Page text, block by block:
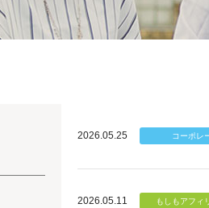
2026.05.25
2026.05.11